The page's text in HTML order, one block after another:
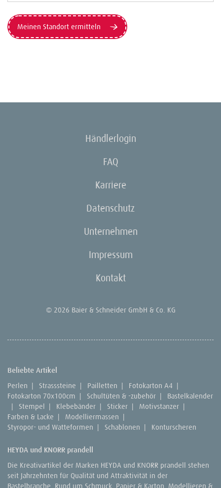
Meinen Standort ermitteln
Händlerlogin
FAQ
Karriere
Datenschutz
Unternehmen
Impressum
Kontakt
© 2026 Baier & Schneider GmbH & Co. KG
Beliebte Artikel
Perlen | Strasssteine | Pailletten | Fotokarton A4 |
Fotokarton 70x100cm | Schultüten & -zubehör |
Bastelkalender
|
Stempel | Klebebänder | Sticker | Motivstanzer |
Farben & Lacke | Modelliermassen |
Styropor- und Watteformen | Schablonen | Konturscheren
HEYDA und KNORR prandell
Die Kreativartikel der Marken HEYDA und KNORR prandell stehen
seit Jahrzehnten für Qualität und Attraktivität in der
Bastelbranche. Rund um Schmuck, Papier & Karton, Modellieren &